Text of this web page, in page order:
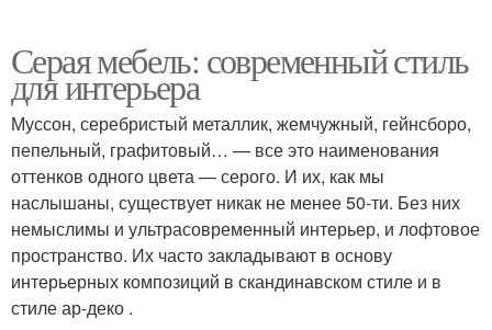
Серая мебель: современный стиль
для интерьера
Муссон, серебристый металлик, жемчужный, гейнсборо,
пепельный, графитовый… — все это наименования
оттенков одного цвета — серого. И их, как мы
наслышаны, существует никак не менее 50-ти. Без них
немыслимы и ультрасовременный интерьер, и лофтовое
пространство. Их часто закладывают в основу
интерьерных композиций в скандинавском стиле и в
стиле ар-деко .